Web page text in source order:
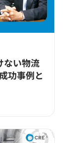
ない物流
功事例と